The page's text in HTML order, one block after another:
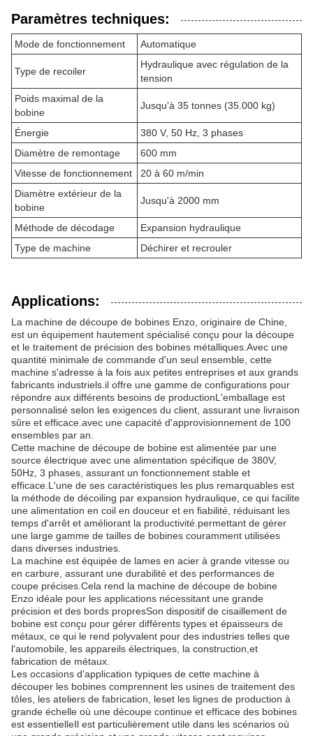
Paramètres techniques:
Mode de fonctionnement Automatique
Type de recoiler
Hydraulique avec régulation de la
tension
Poids maximal de la
bobine
Jusqu'à 35 tonnes (35.000 kg)
Énergie
380 V, 50 Hz, 3 phases
Diamètre de remontage
600 mm
Vitesse de fonctionnement
20 à 60 m/min
Diamètre extérieur de la
bobine
Jusqu'à 2000 mm
Méthode de décodage
Expansion hydraulique
Type de machine
Déchirer et recrouler
Applications:
La machine de découpe de bobines Enzo, originaire de Chine,
est un équipement hautement spécialisé conçu pour la découpe
et le traitement de précision des bobines métalliques.Avec une
quantité minimale de commande d'un seul ensemble, cette
machine s'adresse à la fois aux petites entreprises et aux grands
fabricants industriels.il offre une gamme de configurations pour
répondre aux différents besoins de productionL'emballage est
personnalisé selon les exigences du client, assurant une livraison
sûre et efficace.avec une capacité d'approvisionnement de 100
ensembles par an.
Cette machine de découpe de bobine est alimentée par une
source électrique avec une alimentation spécifique de 380V,
50Hz, 3 phases, assurant un fonctionnement stable et
efficace.L'une de ses caractéristiques les plus remarquables est
la méthode de décoiling par expansion hydraulique, ce qui facilite
une alimentation en coil en douceur et en fiabilité, réduisant les
temps d'arrêt et améliorant la productivité.permettant de gérer
une large gamme de tailles de bobines couramment utilisées
dans diverses industries.
La machine est équipée de lames en acier à grande vitesse ou
en carbure, assurant une durabilité et des performances de
coupe précises.Cela rend la machine de découpe de bobine
Enzo idéale pour les applications nécessitant une grande
précision et des bords propresSon dispositif de cisaillement de
bobine est conçu pour gérer différents types et épaisseurs de
métaux, ce qui le rend polyvalent pour des industries telles que
l'automobile, les appareils électriques, la construction,et
fabrication de métaux.
Les occasions d'application typiques de cette machine à
découper les bobines comprennent les usines de traitement des
tôles, les ateliers de fabrication, leset les lignes de production à
grande échelle où une découpe continue et efficace des bobines
est essentielleIl est particulièrement utile dans les scénarios où